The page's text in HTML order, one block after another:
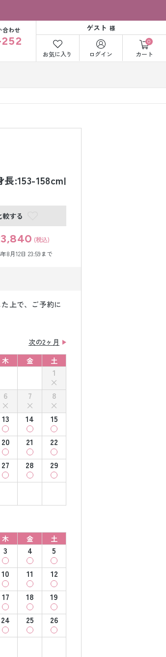
合わせ ゲスト 様
お気に入り ログイン
0
カート
レンタル
白無垢&紋付袴
:153-158cm|
する
(税込)
8月12日 23:59まで
上で、ご予約に
次の2ヶ月
木 金 土
1
6 7
8
13 14
15
20 21
22
27 28
29
木 金 土
3 4
5
10 11
12
17 18
19
24 25
26